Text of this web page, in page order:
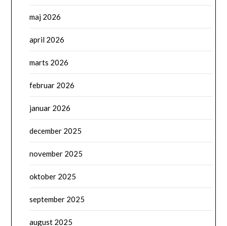
maj 2026
april 2026
marts 2026
februar 2026
januar 2026
december 2025
november 2025
oktober 2025
september 2025
august 2025